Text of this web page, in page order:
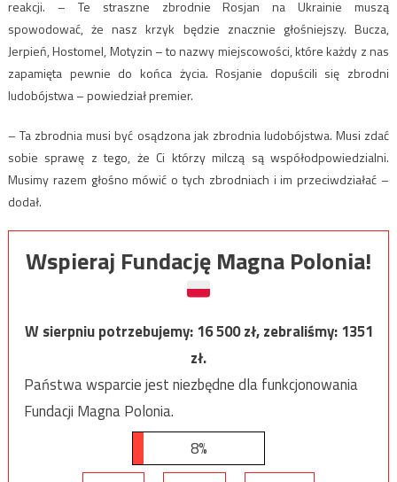
reakcji. – Te straszne zbrodnie Rosjan na Ukrainie muszą
spowodować, że nasz krzyk będzie znacznie głośniejszy. Bucza,
Jerpień, Hostomel, Motyzin – to nazwy miejscowości, które każdy z nas
zapamięta pewnie do końca życia. Rosjanie dopuścili się zbrodni
ludobójstwa – powiedział premier.
– Ta zbrodnia musi być osądzona jak zbrodnia ludobójstwa. Musi zdać
sobie sprawę z tego, że Ci którzy milczą są współodpowiedzialni.
Musimy razem głośno mówić o tych zbrodniach i im przeciwdziałać –
dodał.
Wspieraj Fundację Magna Polonia!
W sierpniu potrzebujemy:16 500zł, zebraliśmy:1351
zł.
Państwa wsparcie jest niezbędne dla funkcjonowania
Fundacji Magna Polonia.
8%